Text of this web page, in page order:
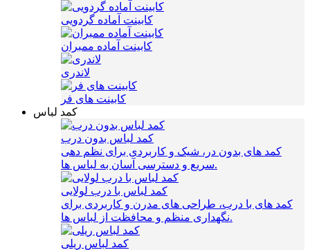
کابینت آماده گردویی
کابینت آماده ممبران
لاندری
کابینت های فر
کمد لباس
کمد لباس بدون درب
کمد های بدون در، شیک و کاربردی برای نظم‌ دهی
سریع و دسترسی آسان به لباس‌ ها.
کمد لباس با درب لولایی
کمد های با درب، طراحی‌ های مدرن و کاربردی برای
نگهداری منظم و محافظت از لباس‌ ها.
کمد لباس ریلی